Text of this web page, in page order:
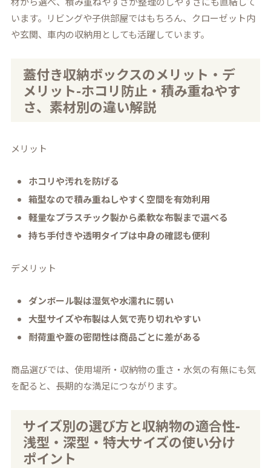
います。リビングや子供部屋ではもちろん、クローゼット内
や玄関、車内の収納用としても活躍しています。
蓋付き収納ボックスのメリット・デ
メリット-ホコリ防止・積み重ねやす
さ、素材別の違い解説
メリット
ホコリや汚れを防げる
箱型なので積み重ねしやすく空間を有効利用
軽量なプラスチック製から柔軟な布製まで選べる
持ち手付きや透明タイプは中身の確認も便利
デメリット
ダンボール製は湿気や水濡れに弱い
大型サイズや布製は人気で売り切れやすい
耐荷重や蓋の密閉性は商品ごとに差がある
商品選びでは、使用場所・収納物の重さ・水気の有無にも気
を配ると、長期的な満足につながります。
サイズ別の選び方と収納物の適合性-
浅型・深型・特大サイズの使い分け
ポイント